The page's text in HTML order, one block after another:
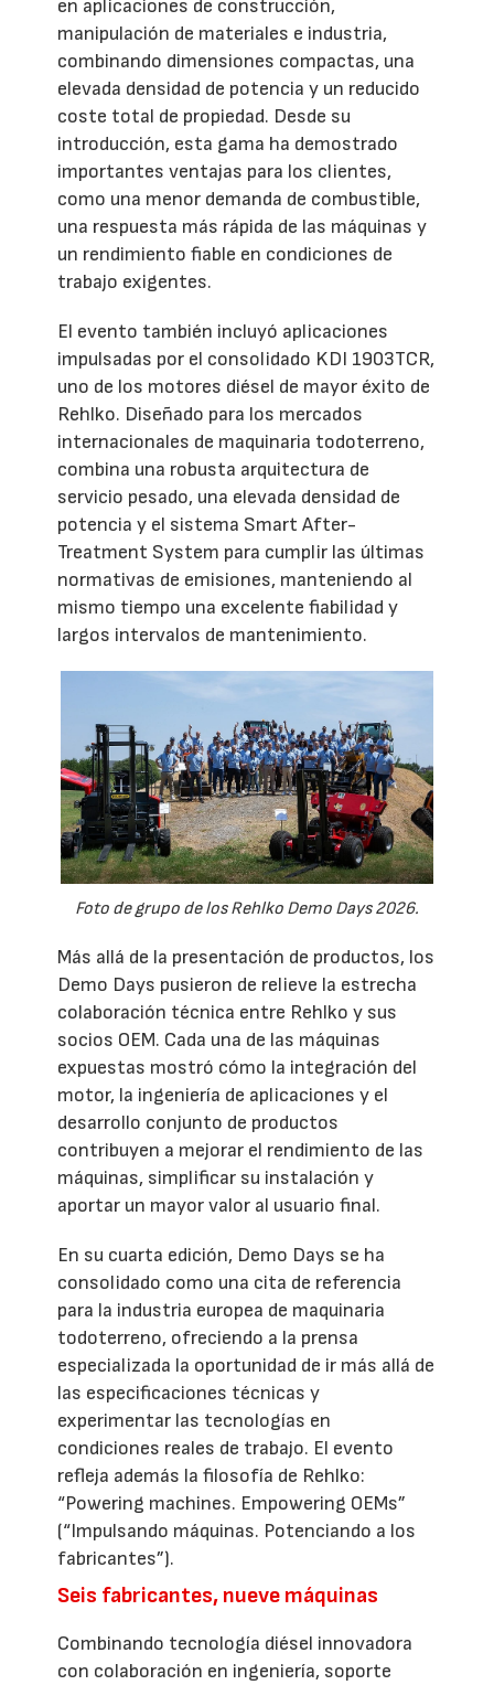
en aplicaciones de construcción,
manipulación de materiales e industria,
combinando dimensiones compactas, una
elevada densidad de potencia y un reducido
coste total de propiedad. Desde su
introducción, esta gama ha demostrado
importantes ventajas para los clientes,
como una menor demanda de combustible,
una respuesta más rápida de las máquinas y
un rendimiento fiable en condiciones de
trabajo exigentes.
El evento también incluyó aplicaciones
impulsadas por el consolidado KDI 1903TCR,
uno de los motores diésel de mayor éxito de
Rehlko. Diseñado para los mercados
internacionales de maquinaria todoterreno,
combina una robusta arquitectura de
servicio pesado, una elevada densidad de
potencia y el sistema Smart After-
Treatment System para cumplir las últimas
normativas de emisiones, manteniendo al
mismo tiempo una excelente fiabilidad y
largos intervalos de mantenimiento.
Foto de grupo de los Rehlko Demo Days 2026.
Más allá de la presentación de productos, los
Demo Days pusieron de relieve la estrecha
colaboración técnica entre Rehlko y sus
socios OEM. Cada una de las máquinas
expuestas mostró cómo la integración del
motor, la ingeniería de aplicaciones y el
desarrollo conjunto de productos
contribuyen a mejorar el rendimiento de las
máquinas, simplificar su instalación y
aportar un mayor valor al usuario final.
En su cuarta edición, Demo Days se ha
consolidado como una cita de referencia
para la industria europea de maquinaria
todoterreno, ofreciendo a la prensa
especializada la oportunidad de ir más allá de
las especificaciones técnicas y
experimentar las tecnologías en
condiciones reales de trabajo. El evento
refleja además la filosofía de Rehlko:
“Powering machines. Empowering OEMs”
(“Impulsando máquinas. Potenciando a los
fabricantes”).
Seis fabricantes, nueve máquinas
Combinando tecnología diésel innovadora
con colaboración en ingeniería, soporte